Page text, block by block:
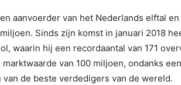
aanvoerder van het Nederlands elftal
Sinds zijn komst in januari 2018
waarin hij een recordaantal van 171
van 100 miljoen, ondanks
de beste verdedigers van de wereld.